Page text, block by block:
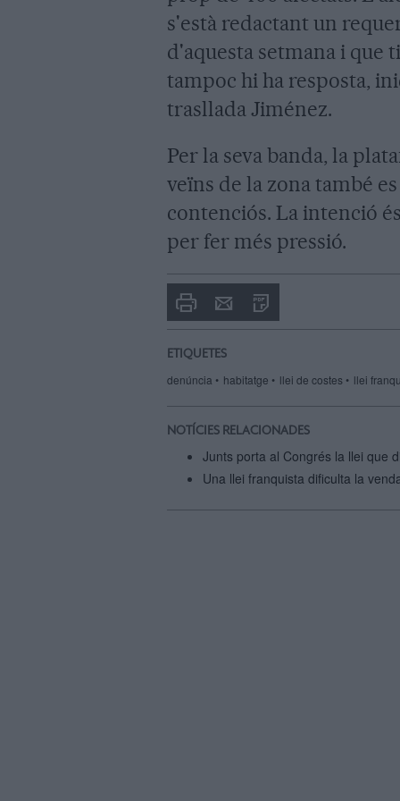
s'està redactant un
d'aquesta setmana i que
tampoc hi ha resposta,
trasllada Jiménez.
Per la seva banda, la
veïns de la zona també
contenciós. La intenció
per fer més pressió.
Envia
un
ETIQUETES
denúncia habitatge llei de costes llei
NOTÍCIES RELACIONADES
Junts porta al Congrés la llei que
Una llei franquista dificulta la